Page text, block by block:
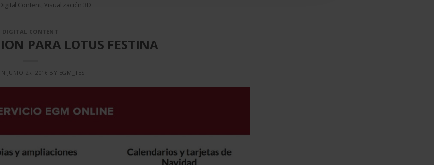
Digital Content, Visualización 3D
DIGITAL CONTENT
PARA LOTUS FESTINA
JUNIO 27, 2016 BY EGM_TEST